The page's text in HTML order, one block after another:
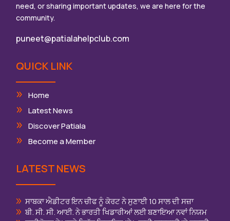
need, or sharing important updates, we are here for the
community.
puneet@patialahelpclub.com
QUICK LINK
Home
Latest News
Discover Patiala
Become a Member
LATEST NEWS
ਸਾਬਕਾ ਐਡੀਟਰ ਇਨ ਚੀਫ ਨੂੰ ਕੋਰਟ ਨੇ ਸੁਣਾਈ 10 ਸਾਲ ਦੀ ਸਜ਼ਾ
ਬੀ. ਸੀ. ਸੀ. ਆਈ. ਨੇ ਭਾਰਤੀ ਖਿਡਾਰੀਆਂ ਲਈ ਬਣਾਇਆ ਨਵਾਂ ਨਿਯਮ